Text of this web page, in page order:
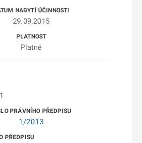
29.09.2015
Platné
1/2013